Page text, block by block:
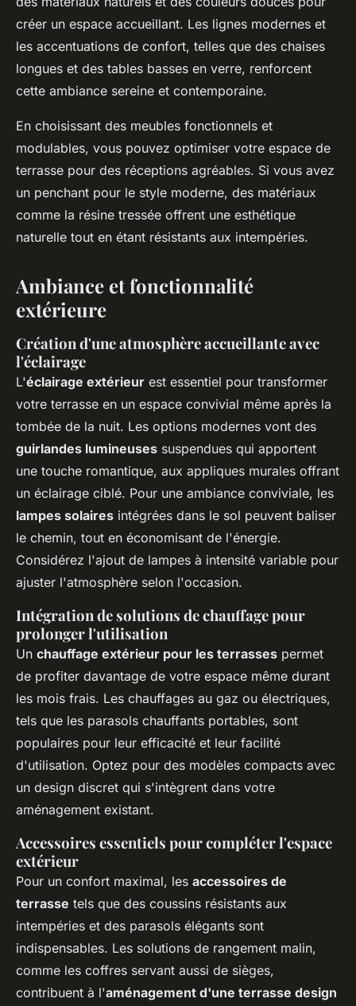
créer un espace accueillant. Les lignes modernes et
les accentuations de confort, telles que des chaises
longues et des tables basses en verre, renforcent
cette ambiance sereine et contemporaine.
En choisissant des meubles fonctionnels et
modulables, vous pouvez optimiser votre espace de
terrasse pour des réceptions agréables. Si vous avez
un penchant pour le style moderne, des matériaux
comme la résine tressée offrent une esthétique
naturelle tout en étant résistants aux intempéries.
Ambiance et fonctionnalité
extérieure
Création d'une atmosphère accueillante avec
l'éclairage
L'éclairage extérieur est essentiel pour transformer
votre terrasse en un espace convivial même après la
tombée de la nuit. Les options modernes vont des
guirlandes lumineuses suspendues qui apportent
une touche romantique, aux appliques murales offrant
un éclairage ciblé. Pour une ambiance conviviale, les
lampes solaires intégrées dans le sol peuvent baliser
le chemin, tout en économisant de l'énergie.
Considérez l'ajout de lampes à intensité variable pour
ajuster l'atmosphère selon l'occasion.
Intégration de solutions de chauffage pour
prolonger l'utilisation
Un chauffage extérieur pour les terrasses permet
de profiter davantage de votre espace même durant
les mois frais. Les chauffages au gaz ou électriques,
tels que les parasols chauffants portables, sont
populaires pour leur efficacité et leur facilité
d'utilisation. Optez pour des modèles compacts avec
un design discret qui s'intègrent dans votre
aménagement existant.
Accessoires essentiels pour compléter l'espace
extérieur
Pour un confort maximal, les accessoires de
terrasse tels que des coussins résistants aux
intempéries et des parasols élégants sont
indispensables. Les solutions de rangement malin,
comme les coffres servant aussi de sièges,
contribuent à l'aménagement d'une terrasse design